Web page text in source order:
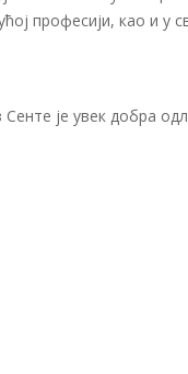
професији, као и у
је увек добра